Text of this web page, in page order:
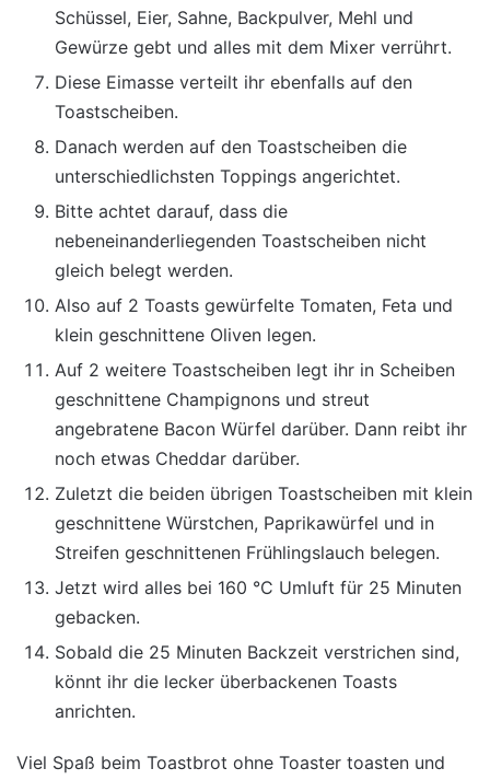
Schüssel, Eier, Sahne, Backpulver, Mehl und
Gewürze gebt und alles mit dem Mixer verrührt.
Diese Eimasse verteilt ihr ebenfalls auf den
Toastscheiben.
Danach werden auf den Toastscheiben die
unterschiedlichsten Toppings angerichtet.
Bitte achtet darauf, dass die
nebeneinanderliegenden Toastscheiben nicht
gleich belegt werden.
Also auf 2 Toasts gewürfelte Tomaten, Feta und
klein geschnittene Oliven legen.
Auf 2 weitere Toastscheiben legt ihr in Scheiben
geschnittene Champignons und streut
angebratene Bacon Würfel darüber. Dann reibt ihr
noch etwas Cheddar darüber.
Zuletzt die beiden übrigen Toastscheiben mit klein
geschnittene Würstchen, Paprikawürfel und in
Streifen geschnittenen Frühlingslauch belegen.
Jetzt wird alles bei 160 °C Umluft für 25 Minuten
gebacken.
Sobald die 25 Minuten Backzeit verstrichen sind,
könnt ihr die lecker überbackenen Toasts
anrichten.
Viel Spaß beim Toastbrot ohne Toaster toasten und